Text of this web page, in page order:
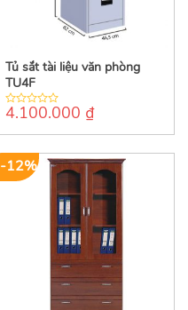
Tủ sắt tài liệu văn phòng
TU4F
0
of
4.100.000 ₫
-12%